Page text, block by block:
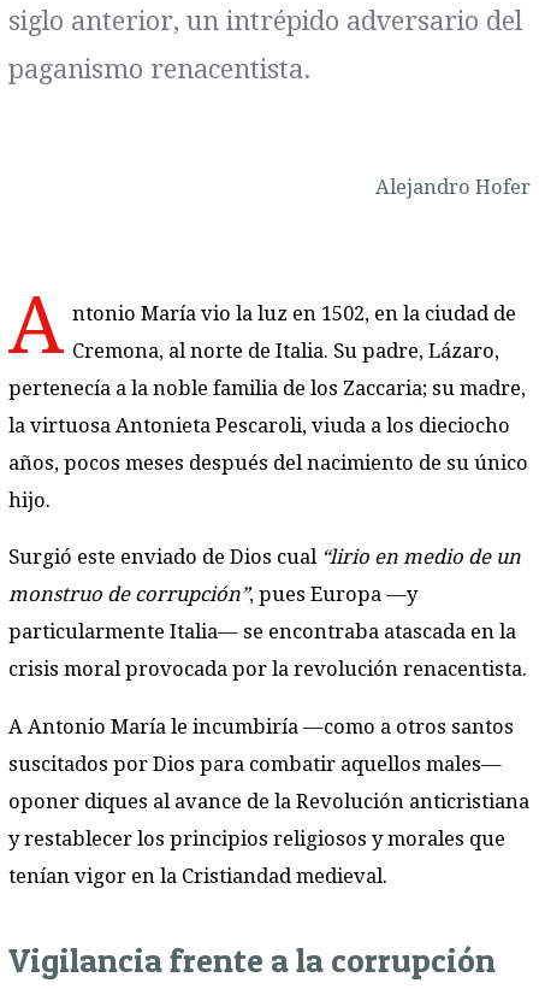
siglo anterior, un intrépido adversario del
paganismo renacentista.
Alejandro Hofer
A ntonio María vio la luz en 1502, en la ciudad de
Cremona, al norte de Italia. Su padre, Lázaro,
pertenecía a la noble familia de los Zaccaria; su madre,
la virtuosa Antonieta Pescaroli, viuda a los dieciocho
años, pocos meses después del nacimiento de su único
hijo.
Surgió este enviado de Dios cual “lirio en medio de un
monstruo de corrupción”, pues Europa —y
particularmente Italia— se encontraba atascada en la
crisis moral provocada por la revolución renacentista.
A Antonio María le incumbiría —como a otros santos
suscitados por Dios para combatir aquellos males—
oponer diques al avance de la Revolución anticristiana
y restablecer los principios religiosos y morales que
tenían vigor en la Cristiandad medieval.
Vigilancia frente a la corrupción